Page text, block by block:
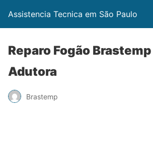
Assistencia Tecnica em São Paulo
Reparo Fogão
Adutora
Brastemp